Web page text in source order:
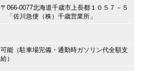
〒066-0077北海道千歳市上長都１０５７－５
「佐川急便（株）千歳営業所」
可能（駐車場完備・通勤時ガソリン代全額支
給）